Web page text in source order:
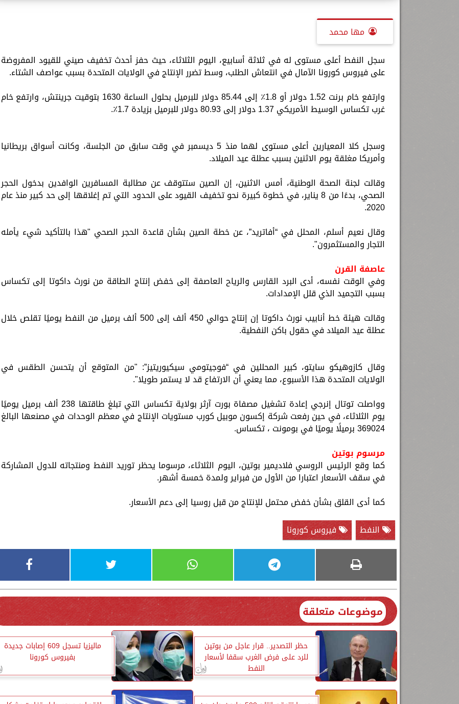
مها محمد
سجل النفط أعلى مستوى له في ثلاثة أسابيع، اليوم الثلاثاء، حيث حفز أحدث تخفيف صيني للقيود المفروضة
على فيروس كورونا الآمال في انتعاش الطلب، وسط تضرر الإنتاج في الولايات المتحدة بسبب عواصف الشتاء.
وارتفع خام برنت 1.52 دولار أو 1.8٪ إلى 85.44 دولار للبرميل بحلول الساعة 1630 بتوقيت جرينتش، وارتفع خام
غرب تكساس الوسيط الأمريكي 1.37 دولار إلى 80.93 دولار للبرميل بزيادة 1.7٪.
وسجل كلا المعيارين أعلى مستوى لهما منذ 5 ديسمبر في وقت سابق من الجلسة، وكانت أسواق بريطانيا
وأمريكا مغلقة يوم الاثنين بسبب عطلة عيد الميلاد.
وقالت لجنة الصحة الوطنية، أمس الاثنين، إن الصين ستتوقف عن مطالبة المسافرين الوافدين بدخول الحجر
الصحي، بدءًا من 8 يناير، في خطوة كبيرة نحو تخفيف القيود على الحدود التي تم إغلاقها إلى حد كبير منذ عام
2020.
وقال نعيم أسلم، المحلل في “أفاتريد”، عن خطة الصين بشأن قاعدة الحجر الصحي "هذا بالتأكيد شيء يأمله
التجار والمستثمرون".
عاصفة القرن
وفي الوقت نفسه، أدى البرد القارس والرياح العاصفة إلى خفض إنتاج الطاقة من نورث داكوتا إلى تكساس
بسبب التجميد الذي قلل الإمدادات.
وقالت هيئة خط أنابيب نورث داكوتا إن إنتاج حوالي 450 ألف إلى 500 ألف برميل من النفط يوميًا تقلص خلال
عطلة عيد الميلاد في حقول باكن النفطية.
وقال كازوهيكو سايتو، كبير المحللين في “فوجيتومي سيكيوريتيز”: "من المتوقع أن يتحسن الطقس في
الولايات المتحدة هذا الأسبوع، مما يعني أن الارتفاع قد لا يستمر طويلا".
وواصلت توتال إنرجي إعادة تشغيل مصفاة بورت آرثر بولاية تكساس التي تبلغ طاقتها 238 ألف برميل يوميًا
يوم الثلاثاء، في حين رفعت شركة إكسون موبيل كورب مستويات الإنتاج في معظم الوحدات في مصنعها البالغ
369024 برميلًا يوميًا في بومونت ، تكساس.
مرسوم بوتين
كما وقع الرئيس الروسي فلاديمير بوتين، اليوم الثلاثاء، مرسوما يحظر توريد النفط ومنتجاته للدول المشاركة
في سقف الأسعار اعتبارا من الأول من فبراير ولمدة خمسة أشهر.
كما أدى القلق بشأن خفض محتمل للإنتاج من قبل روسيا إلى دعم الأسعار.
النفط
فيروس كورونا
موضوعات متعلقة
حظر التصدير.. قرار عاجل من بوتين
للرد على فرض الغرب سقفا لأسعار
النفط
ماليزيا تسجل 609 إصابات جديدة
بفيروس كورونا